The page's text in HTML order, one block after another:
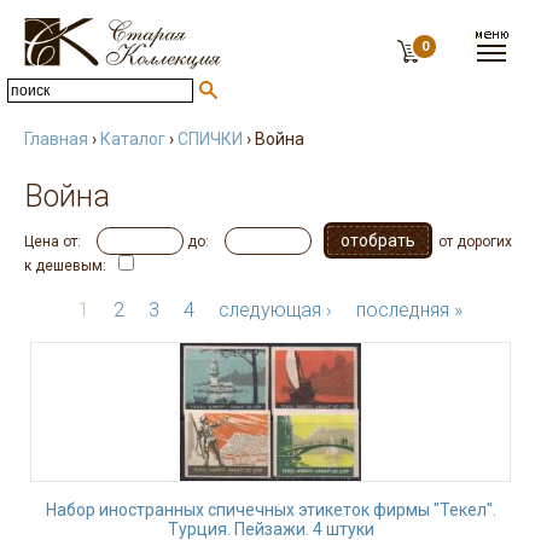
0
Главная › Каталог›СПИЧКИ › Война
Война
Цена от: до:
от дорогих
к дешевым:
1 2 3 4 следующая › последняя »
Набор иностранных спичечных этикеток фирмы "Текел".
Турция. Пейзажи. 4 штуки